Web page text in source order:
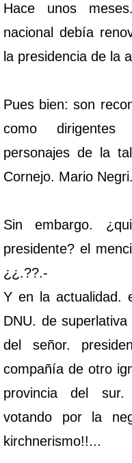
Hace unos
nacional debía
la presidencia de la
Pues bien: son
como dirigentes
personajes de la
Cornejo. Mario
Sin embargo.
presidente? el
¿¿.??.-
Y en la actualidad.
DNU. de
del señor.
compañía de otro
provincia del sur.
votando por la
kirchnerismo!!...